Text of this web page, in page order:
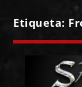
Etiqueta: